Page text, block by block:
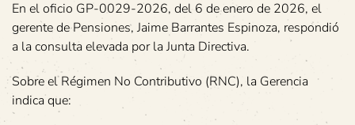
En el oficio GP-0029-2026, del 6 de enero de 2026, el
gerente de Pensiones, Jaime Barrantes Espinoza, respondió
a la consulta elevada por la Junta Directiva.
Sobre el Régimen No Contributivo (RNC), la Gerencia
indica que: